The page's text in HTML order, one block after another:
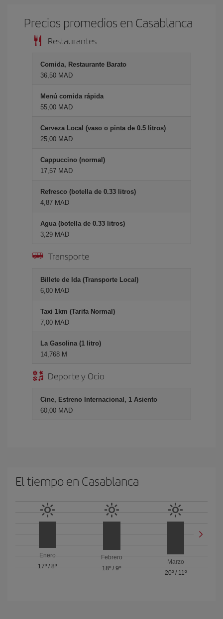
Precios promedios en Casablanca
Restaurantes
Comida, Restaurante Barato
36,50 MAD
Menú comida rápida
55,00 MAD
Cerveza Local (vaso o pinta de 0.5 litros)
25,00 MAD
Cappuccino (normal)
17,57 MAD
Refresco (botella de 0.33 litros)
4,87 MAD
Agua (botella de 0.33 litros)
3,29 MAD
Transporte
Billete de Ida (Transporte Local)
6,00 MAD
Taxi 1km (Tarifa Normal)
7,00 MAD
La Gasolina (1 litro)
14,768 M
Deporte y Ocio
Cine, Estreno Internacional, 1 Asiento
60,00 MAD
El tiempo en Casablanca
Enero
17º /8º
Febrero
18º/ 9º
Marzo
20º/ 11º